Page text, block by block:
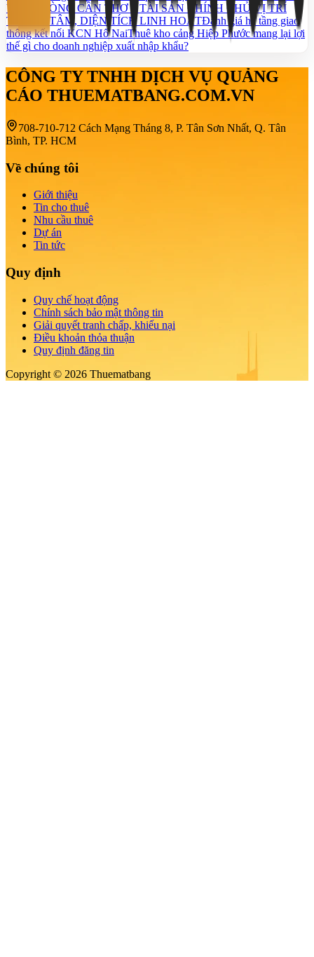
VĂN PHÒNG CẦN THƠ – TÀI SẢN CHÍNH CHỦ VỊ TRÍ
TRUNG TÂM, DIỆN TÍCH LINH HOẠTĐánh giá hạ tầng giao
thông kết nối KCN Hố NaiThuê kho cảng Hiệp Phước mang lại lợi
thế gì cho doanh nghiệp xuất nhập khẩu?
CÔNG TY TNHH DỊCH VỤ QUẢNG
CÁO THUEMATBANG.COM.VN
708-710-712 Cách Mạng Tháng 8, P. Tân Sơn Nhất, Q. Tân
Bình, TP. HCM
Về chúng tôi
Giới thiệu
Tin cho thuê
Nhu cầu thuê
Dự án
Tin tức
Quy định
Quy chế hoạt động
Chính sách bảo mật thông tin
Giải quyết tranh chấp, khiếu nại
Điều khoản thỏa thuận
Quy định đăng tin
Copyright © 2026 Thuematbang